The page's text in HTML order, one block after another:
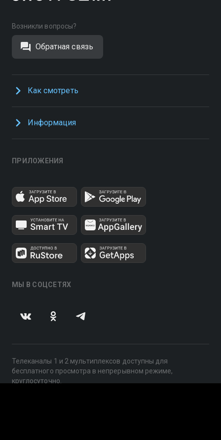
Возникли вопросы?
Обратная связь
Как смотреть
Информация
ПРИЛОЖЕНИЯ
МЫ В СОЦСЕТЯХ
Телеканалы 1 и 2 мультиплексов доступны для
бесплатного просмотра в непрерывном режиме,
круглосуточно.